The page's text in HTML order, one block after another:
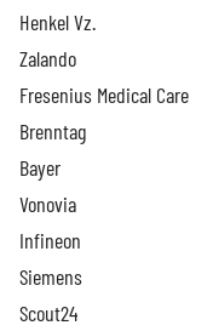
Henkel Vz.
Zalando
Fresenius Medical Care
Brenntag
Bayer
Vonovia
Infineon
Siemens
Scout24